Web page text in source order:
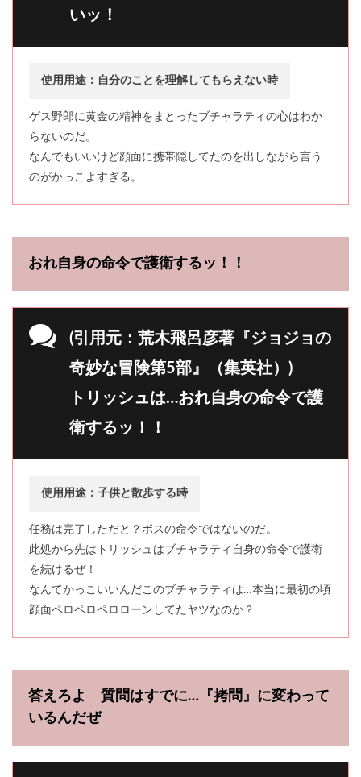
いッ！
使用用途：自分のことを理解してもらえない時
ゲス野郎に黄金の精神をまとったブチャラティの心はわか
らないのだ。
なんでもいいけど顔面に携帯隠してたのを出しながら言う
のがかっこよすぎる。
おれ自身の命令で護衛するッ！！
(引用元：荒木飛呂彦著『ジョジョの
奇妙な冒険第5部』（集英社）)
トリッシュは…おれ自身の命令で護
衛するッ！！
使用用途：子供と散歩する時
任務は完了しただと？ボスの命令ではないのだ。
此処から先はトリッシュはブチャラティ自身の命令で護衛
を続けるぜ！
なんてかっこいいんだこのブチャラティは…本当に最初の頃
顔面ペロペロペロローンしてたヤツなのか？
答えろよ 質問はすでに…『拷問』に変わって
いるんだぜ